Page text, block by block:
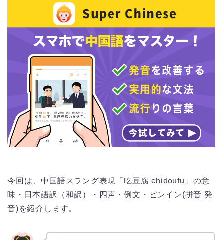
今回は、中国語スラング表現「吃豆腐 chidoufu」の意
味・日本語訳（和訳）・四声・例文・ピンイン(拼音 発
音)を紹介します。